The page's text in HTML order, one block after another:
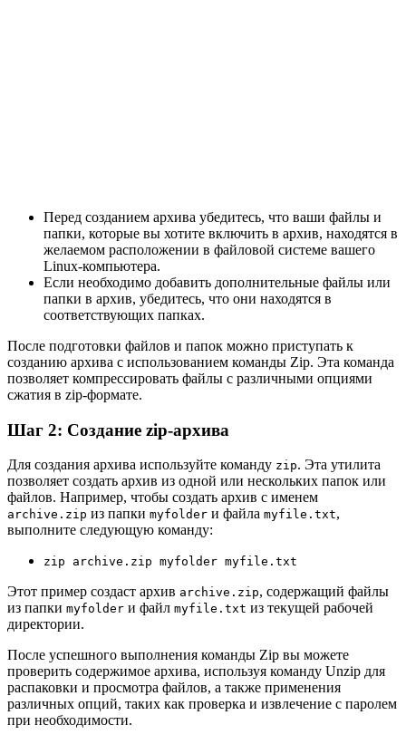
Перед созданием архива убедитесь, что ваши файлы и
папки, которые вы хотите включить в архив, находятся в
желаемом расположении в файловой системе вашего
Linux-компьютера.
Если необходимо добавить дополнительные файлы или
папки в архив, убедитесь, что они находятся в
соответствующих папках.
После подготовки файлов и папок можно приступать к
созданию архива с использованием команды Zip. Эта команда
позволяет компрессировать файлы с различными опциями
сжатия в zip-формате.
Шаг 2: Создание zip-архива
Для создания архива используйте команду zip. Эта утилита
позволяет создать архив из одной или нескольких папок или
файлов. Например, чтобы создать архив с именем
archive.zip из папки myfolder и файла myfile.txt,
выполните следующую команду:
zip archive.zip myfolder myfile.txt
Этот пример создаст архив archive.zip, содержащий файлы
из папки myfolder и файл myfile.txt из текущей рабочей
директории.
После успешного выполнения команды Zip вы можете
проверить содержимое архива, используя команду Unzip для
распаковки и просмотра файлов, а также применения
различных опций, таких как проверка и извлечение с паролем
при необходимости.